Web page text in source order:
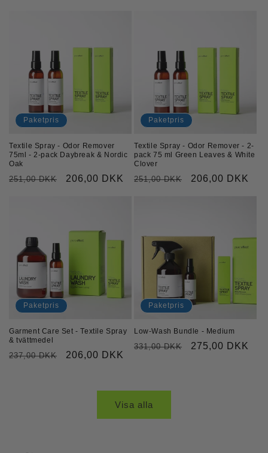
Paketpris
Textile Spray - Odor Remover
75ml - 2-pack Daybreak & Nordic
Oak
Ordinarie
251,00 DKK Försäljningspris
206,00 DKK
Paketpris
Textile Spray - Odor Remover - 2-
pack 75 ml Green Leaves & White
Clover
Ordinarie
251,00 DKK Försäljningspris
206,00 DKK
Paketpris
Garment Care Set - Textile Spray
& tvättmedel
Ordinarie
237,00 DKK Försäljningspris
206,00 DKK
Paketpris
Low-Wash Bundle - Medium
Ordinarie
331,00 DKK Försäljningspris
275,00 DKK
Visa alla